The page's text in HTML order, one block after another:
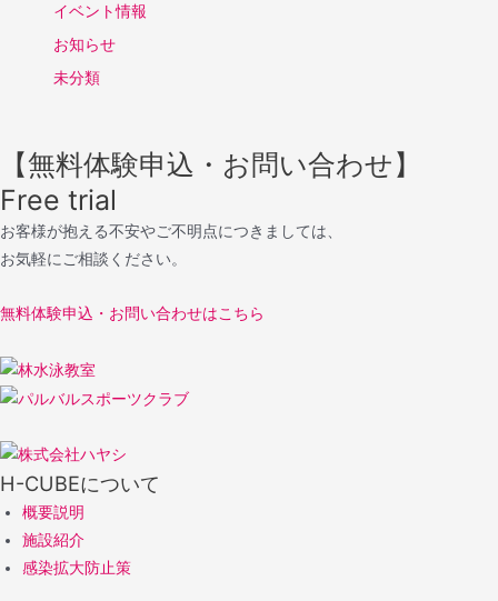
イベント情報
お知らせ
未分類
【無料体験申込・お問い合わせ】
Free trial
お客様が抱える不安やご不明点につきましては、
お気軽にご相談ください。
無料体験申込・お問い合わせはこちら
H-CUBEについて
概要説明
施設紹介
感染拡大防止策